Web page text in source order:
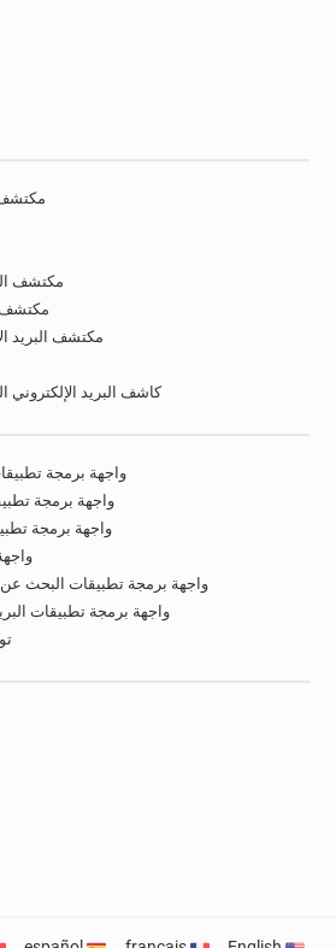
مكتشف
مكتشف
مكتشف
مكتشف البريد
كاشف البريد الإلكتروني
واجهة برمجة
واجهة برمجة
واجهة برمجة
واجهة برمجة تطبيقات البحث عن
واجهة برمجة تطبيقات